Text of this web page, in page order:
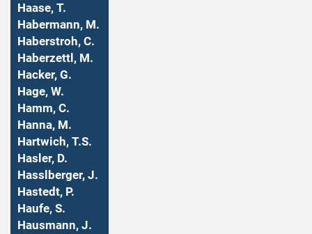
Haase, T.
Habermann, M.
Haberstroh, C.
Haberzettl, M.
Hacker, G.
Hage, W.
Hamm, C.
Hanna, M.
Hartwich, T.S.
Hasler, D.
Hasslberger, J.
Hastedt, P.
Haufe, S.
Hausmann, J.